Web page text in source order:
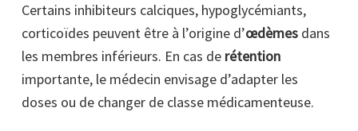
Certains inhibiteurs calciques, hypoglycémiants,
corticoïdes peuvent être à l’origine d’œdèmes dans
les membres inférieurs. En cas de rétention
importante, le médecin envisage d’adapter les
doses ou de changer de classe médicamenteuse.